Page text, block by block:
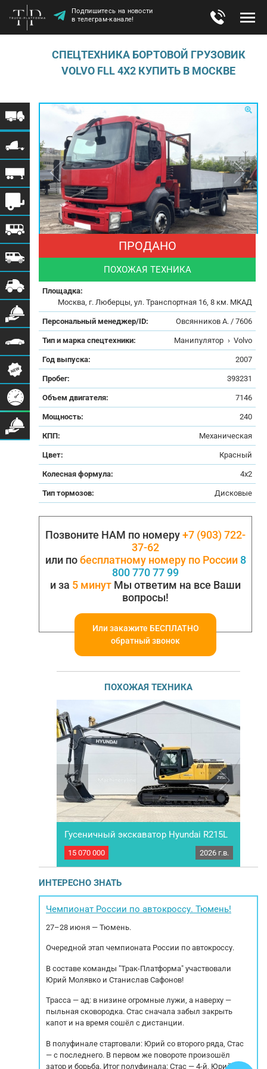
Подпишитесь на новости
в телеграм-канале!
СПЕЦТЕХНИКА БОРТОВОЙ ГРУЗОВИК
VOLVO FLL 4X2 КУПИТЬ В МОСКВЕ
ПРОДАНО
ПОХОЖАЯ ТЕХНИКА
Площадка:
Москва, г. Люберцы, ул. Транспортная 16, 8 км. МКАД
Персональный менеджер/ID: Овсянников А. / 7606
Тип и марка спецтехники: Манипулятор › Volvo
Год выпуска: 2007
Пробег: 393231
Объем двигателя: 7146
Мощность: 240
КПП: Механическая
Цвет: Красный
Колесная формула: 4x2
Тип тормозов: Дисковые
Позвоните НАМ по номеру+7 (903) 722-
37-62
или побесплатному номеру по России 8
800 770 77 99
и за 5 минут Мы ответим на все Ваши
вопросы!
Или закажите БЕСПЛАТНО
обратный звонок
ПОХОЖАЯ ТЕХНИКА
YAMAHA
(кВт/л.с.):
ПОД ЗAКAЗ Срок поставки: 35 рабочих дней.
пишите – получите бoлее пoдробную
инфоpмaцию! Mы cпециaлизируeмся нa
коммерческой технике и спецтехнике.
Гусеничный экскаватор Hyundai R215L
15 070 000 2026 г.в.
ИНТЕРЕСНО ЗНАТЬ
Чемпионат России по автокроссу. Тюмень!
27–28 июня — Тюмень.
Очередной этап чемпионата России по автокроссу.
В составе команды "Трак-Платформа" участвовали
Юрий Молявко и Станислав Сафонов!
Трасса — ад: в низине огромные лужи, а наверху —
пыльная сковородка. Стас сначала забыл закрыть
капот и на время сошёл с дистанции.
В полуфинале стартовали: Юрий со второго ряда, Стас
— с последнего. В первом же повороте произошёл
затор и борьба. Итог полуфинала: Стас — 4-й, Юрий — 5-